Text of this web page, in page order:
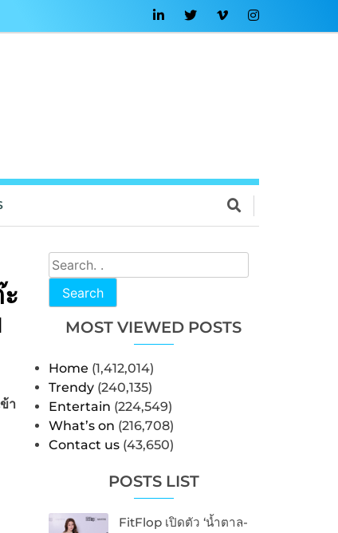
Search
MOST VIEWED POSTS
Home (1,412,014)
Trendy (240,135)
Entertain (224,549)
What’s on (216,708)
Contact us (43,650)
POSTS LIST
FitFlop เปิดตัว ‘น้ำตาล-
า